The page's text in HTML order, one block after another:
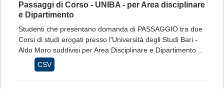
Passaggi di Corso - UNIBA - per Area disciplinare
e Dipartimento
Studenti che presentano domanda di PASSAGGIO tra due
Corsi di studi erogati presso l'Università degli Studi Bari -
Aldo Moro suddivisi per Area Disciplinare e Dipartimento...
CSV